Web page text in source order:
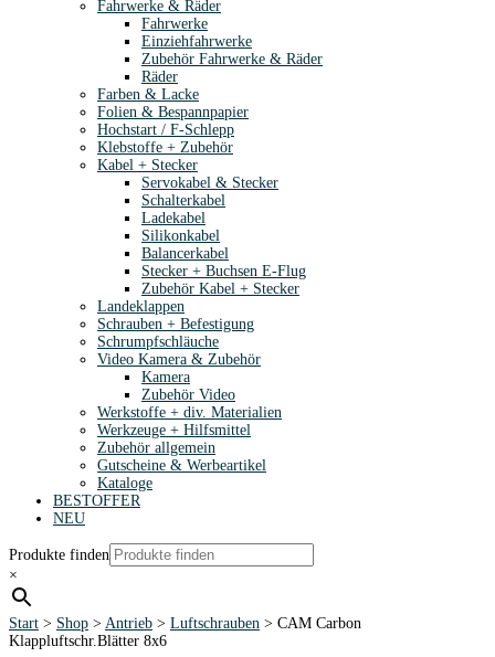
Fahrwerke & Räder
Fahrwerke
Einziehfahrwerke
Zubehör Fahrwerke & Räder
Räder
Farben & Lacke
Folien & Bespannpapier
Hochstart / F-Schlepp
Klebstoffe + Zubehör
Kabel + Stecker
Servokabel & Stecker
Schalterkabel
Ladekabel
Silikonkabel
Balancerkabel
Stecker + Buchsen E-Flug
Zubehör Kabel + Stecker
Landeklappen
Schrauben + Befestigung
Schrumpfschläuche
Video Kamera & Zubehör
Kamera
Zubehör Video
Werkstoffe + div. Materialien
Werkzeuge + Hilfsmittel
Zubehör allgemein
Gutscheine & Werbeartikel
Kataloge
BESTOFFER
NEU
Produkte finden
×
Start > Shop > Antrieb > Luftschrauben > CAM Carbon
Klappluftschr.Blätter 8x6